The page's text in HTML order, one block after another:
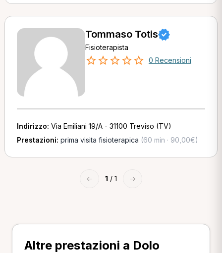
Tommaso Totis
Fisioterapista
0 Recensioni
Indirizzo: Via Emiliani 19/A - 31100 Treviso (TV)
Prestazioni: prima visita fisioterapica (60 min · 90,00€)
← 1 / 1 →
Altre prestazioni a Dolo